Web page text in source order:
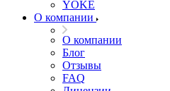
YOKE
О компании
О компании
Блог
Отзывы
FAQ